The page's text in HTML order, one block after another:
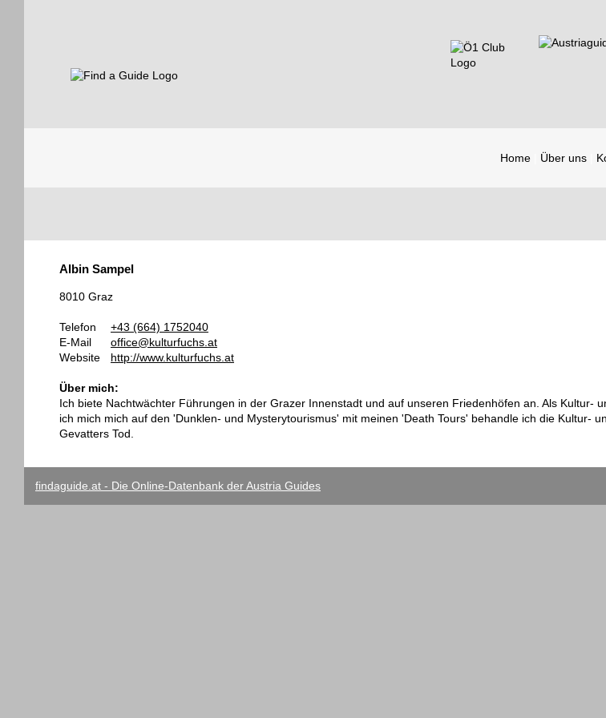
Home Über uns
Guides
Albin Sampel
8010 Graz
Telefon
+43 (664) 1752040
E-Mail
office@kulturfuchs.at
Website
http://www.kulturfuchs.at
Über mich:
Ich biete Nachtwächter Führungen in der Grazer Innenstadt und auf unseren Friedenhöfen an. Als Kultur-
ich mich mich auf den 'Dunklen- und Mysterytourismus' mit meinen 'Death Tours' behandle ich die Kultur-
Gevatters Tod.
findaguide.at - Die Online-Datenbank der Austria Guides